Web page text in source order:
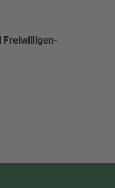
Freiwilligen­­­